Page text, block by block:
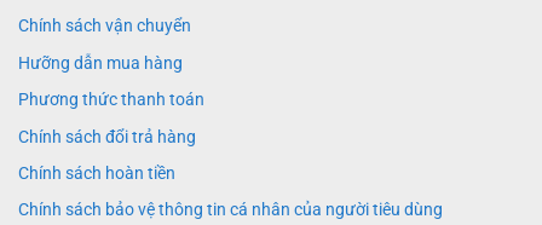
Chính sách vận chuyển
Hưỡng dẫn mua hàng
Phương thức thanh toán
Chính sách đổi trả hàng
Chính sách hoàn tiền
Chính sách bảo vệ thông tin cá nhân của người tiêu dùng